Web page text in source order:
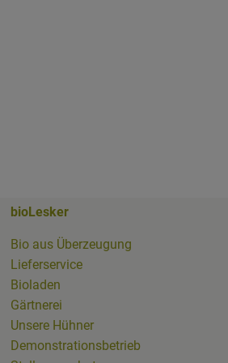
bioLesker
Bio aus Überzeugung
Lieferservice
Bioladen
Gärtnerei
Unsere Hühner
Demonstrationsbetrieb